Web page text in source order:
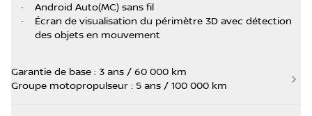
•
Android Auto(MC) sans fil
•
Écran de visualisation du périmètre 3D avec détection
des objets en mouvement
Garantie de base : 3 ans / 60 000 km
Groupe motopropulseur : 5 ans / 100 000 km